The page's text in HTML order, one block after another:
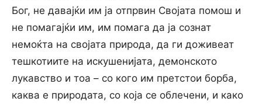
Бог, не давајќи им ја отпрвин Својата помош и
не помагајќи им, им помага да ја сознат
немоќта на својата природа, да ги доживеат
тешкотиите на искушенијата, демонското
лукавство и тоа – со кого им претстои борба,
каква е природата, со која се облечени, и како